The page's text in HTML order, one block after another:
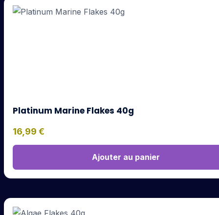
Platinum Marine Flakes 40g
16,99 €
Ajouter au panier